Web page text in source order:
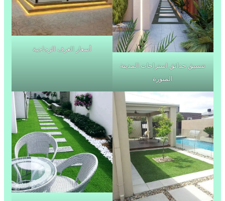
تنسيق حدائق استراحات المدينة
المنورة
أسعار الغرف الزجاجية